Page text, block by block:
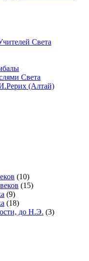
Света
Света
(Алтай)
(10)
(15)
(9)
(18)
до Н.Э. (3)